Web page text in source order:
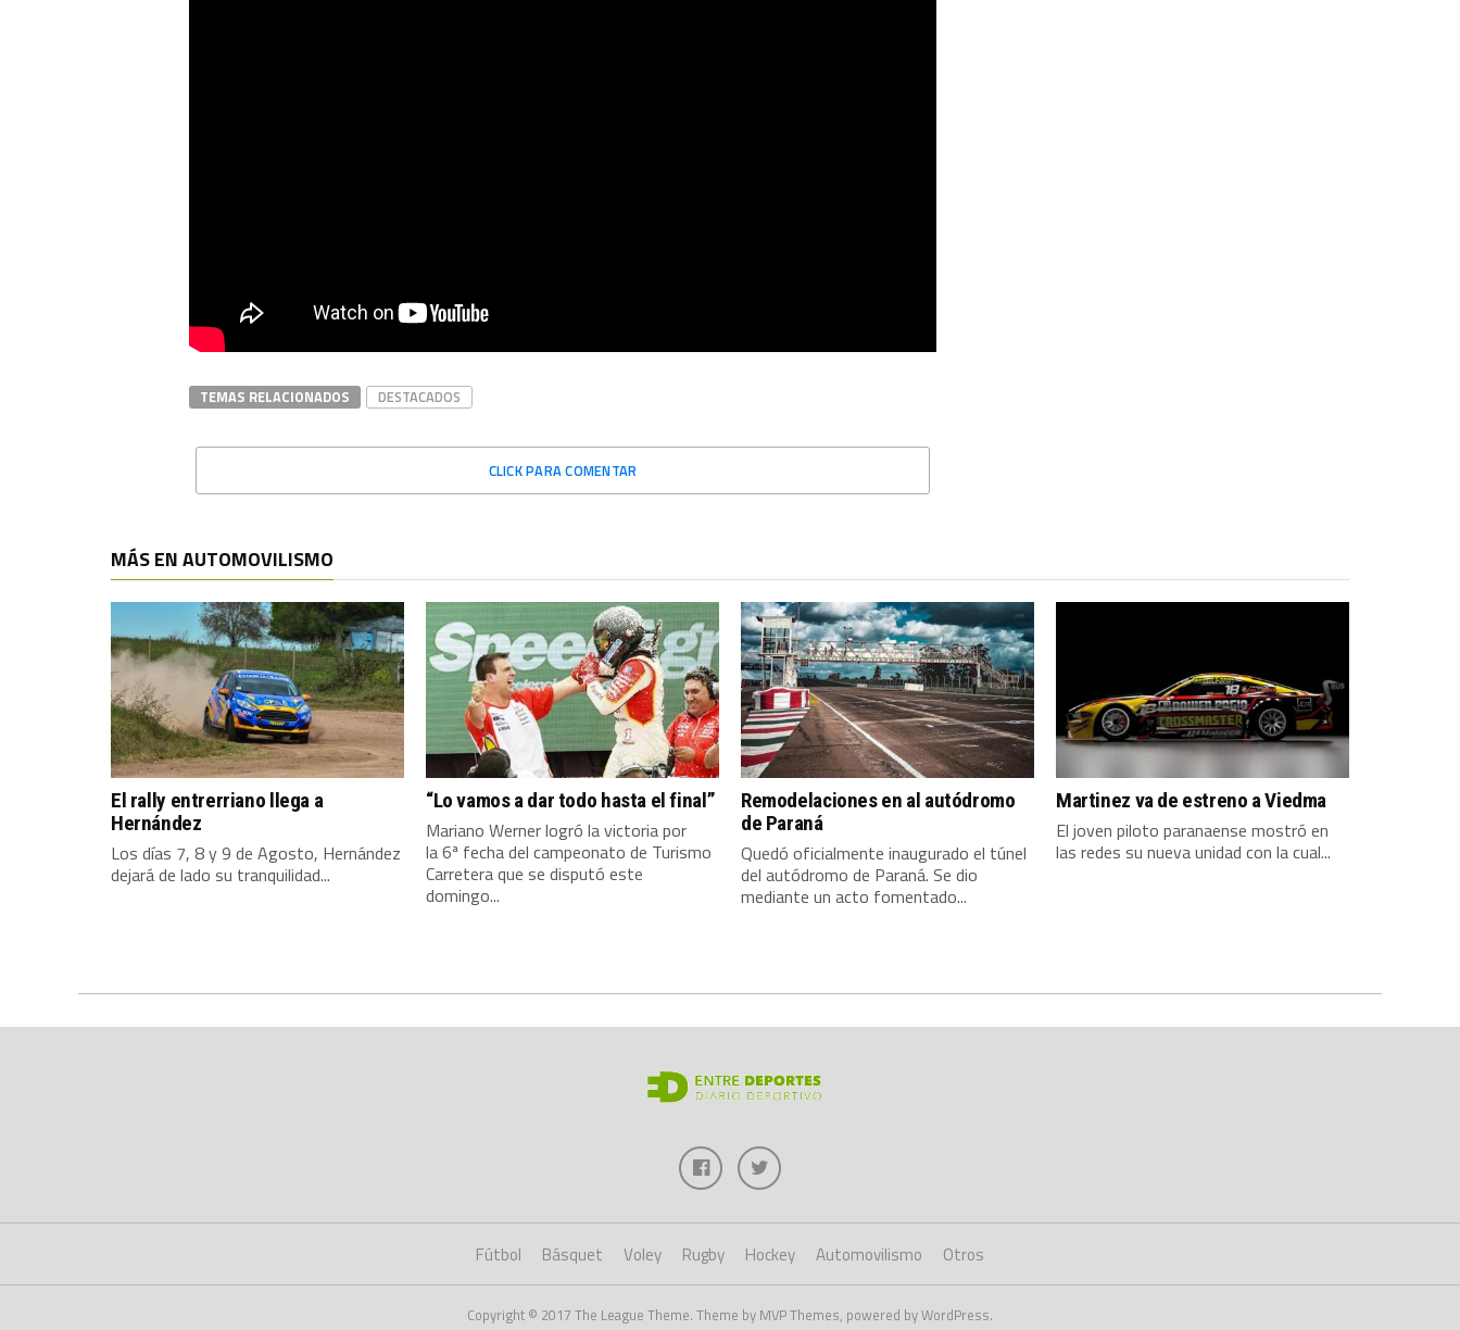
TEMAS RELACIONADOS DESTACADOS
CLICK PARA COMENTAR
MÁS EN AUTOMOVILISMO
El rally entrerriano llega a
Hernández
Los días 7, 8 y 9 de Agosto, Hernández
dejará de lado su tranquilidad...
“Lo vamos a dar todo hasta el final”
Mariano Werner logró la victoria por
la 6ª fecha del campeonato de Turismo
Carretera que se disputó este
domingo...
Remodelaciones en al autódromo
de Paraná
Quedó oficialmente inaugurado el túnel
del autódromo de Paraná. Se dio
mediante un acto fomentado...
Martinez va de estreno a Viedma
El joven piloto paranaense mostró en
las redes su nueva unidad con la cual...
Fútbol Básquet Voley Rugby Hockey Automovilismo Otros
Copyright © 2017 The League Theme. Theme by MVP Themes, powered by WordPress.